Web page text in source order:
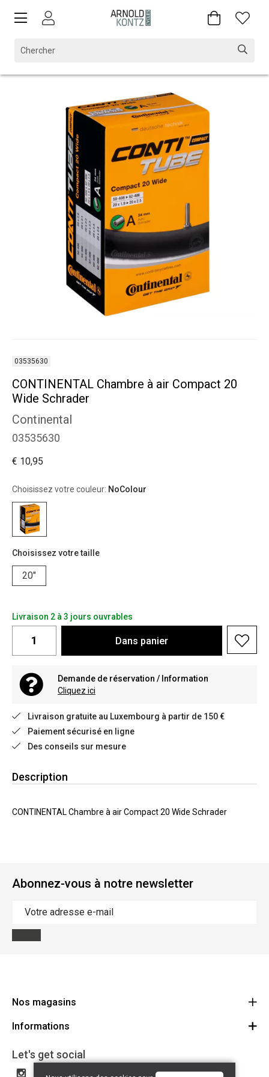
03535630
CONTINENTAL Chambre à air Compact 20
Wide Schrader
Continental
03535630
€ 10,95
Choisissez votre couleur: NoColour
Choisissez votre taille
20"
Livraison 2 à 3 jours ouvrables
Dans panier
Demande de réservation / Information
Cliquez ici
Livraison gratuite au Luxembourg à partir de 150 €
Paiement sécurisé en ligne
Des conseils sur mesure
Description
CONTINENTAL Chambre à air Compact 20 Wide Schrader
Abonnez-vous à notre newsletter
Nos magasins
Cycles Arnold Kontz Gare / Bonnevoie
+352 40 96 74 214 / +352 40 96 74 215
Informations
Conditions générales
Avertissement
Let's get social